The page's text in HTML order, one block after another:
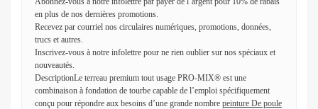
en plus de nos dernières promotions.
Recevez par courriel nos circulaires numériques, promotions, données,
trucs et autres.
Inscrivez-vous à notre infolettre pour ne rien oublier sur nos spéciaux et
nouveautés.
DescriptionLe terreau premium tout usage PRO-MIX® est une
combinaison à fondation de tourbe capable de l’emploi spécifiquement
conçu pour répondre aux besoins d’une grande nombre peinture De poule